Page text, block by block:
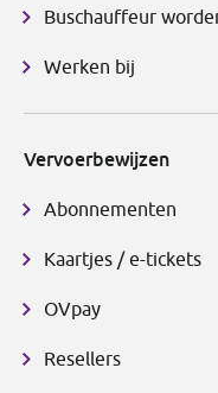
Buschauffeur
Werken bij
Vervoerbewijzen
Abonnementen
Kaartjes / e-tickets
OVpay
Resellers